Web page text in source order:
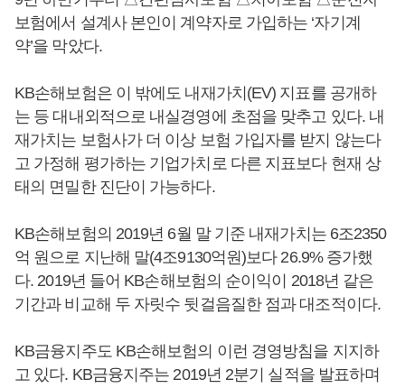
보험에서 설계사 본인이 계약자로 가입하는 ‘자기계
약’을 막았다.
KB손해보험은 이 밖에도 내재가치(EV) 지표를 공개하
는 등 대내외적으로 내실경영에 초점을 맞추고 있다. 내
재가치는 보험사가 더 이상 보험 가입자를 받지 않는다
고 가정해 평가하는 기업가치로 다른 지표보다 현재 상
태의 면밀한 진단이 가능하다.
KB손해보험의 2019년 6월 말 기준 내재가치는 6조2350
억 원으로 지난해 말(4조9130억원)보다 26.9% 증가했
다. 2019년 들어 KB손해보험의 순이익이 2018년 같은
기간과 비교해 두 자릿수 뒷걸음질한 점과 대조적이다.
KB금융지주도 KB손해보험의 이런 경영방침을 지지하
고 있다. KB금융지주는 2019년 2분기 실적을 발표하며